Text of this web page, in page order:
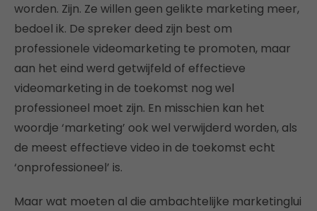
worden. Zijn. Ze willen geen gelikte marketing meer,
bedoel ik. De spreker deed zijn best om
professionele videomarketing te promoten, maar
aan het eind werd getwijfeld of effectieve
videomarketing in de toekomst nog wel
professioneel moet zijn. En misschien kan het
woordje ‘marketing’ ook wel verwijderd worden, als
de meest effectieve video in de toekomst echt
‘onprofessioneel’ is.
Maar wat moeten al die ambachtelijke marketinglui